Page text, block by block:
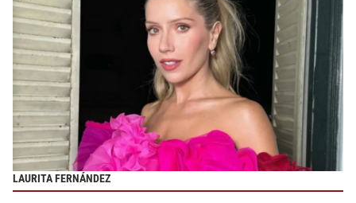
LAURITA FERNÁNDEZ